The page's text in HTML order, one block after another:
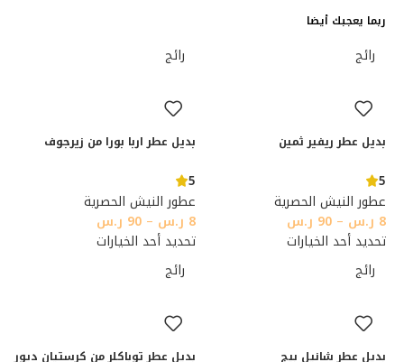
ربما يعجبك أيضا
رائج
بديل عطر ريفير ثمين
5
عطور النيش الحصرية
8 ر.س –
90 ر.س
تحديد أحد الخيارات
رائج
بديل عطر اربا بورا من زيرجوف
5
عطور النيش الحصرية
8 ر.س –
90 ر.س
تحديد أحد الخيارات
رائج
بديل عطر شانيل بيج
رائج
بديل عطر توباكلر من كرستيان ديور